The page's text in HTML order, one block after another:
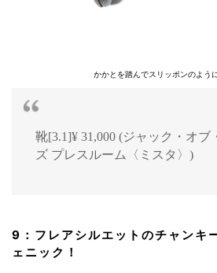
かかとを踏んでスリッポンのよう
靴[3.1]¥ 31,000 (ジャック・オブ
ズ プレスルーム〈ミスタ〉)
9：フレアシルエットのチャンキ
ェニック！